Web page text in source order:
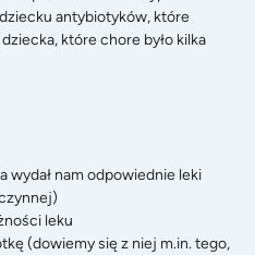
antybiotyków, które
które chore było kilka
nam odpowiednie leki
leku
(dowiemy się z niej m.in. tego,